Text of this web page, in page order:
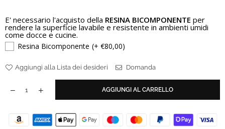
E' necessario l'acquisto della RESINA BICOMPONENTE per
rendere la superficie lavabile e resistente in ambienti umidi
come docce e cucine.
Resina Bicomponente (+ €80,00)
Aggiungi alla Lista dei desideri Domanda
AGGIUNGI AL CARRELLO